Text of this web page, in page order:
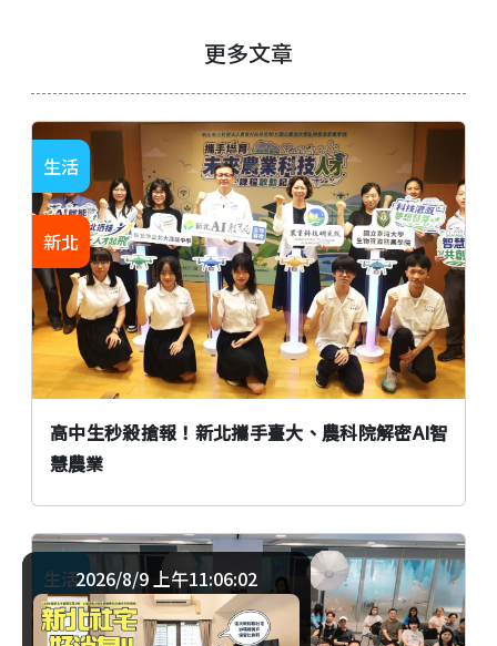
更多文章
高中生秒殺搶報！新北攜手臺大、農科院解密AI智
慧農業
生活
新北
生活2026/8/9 上午11:06:03